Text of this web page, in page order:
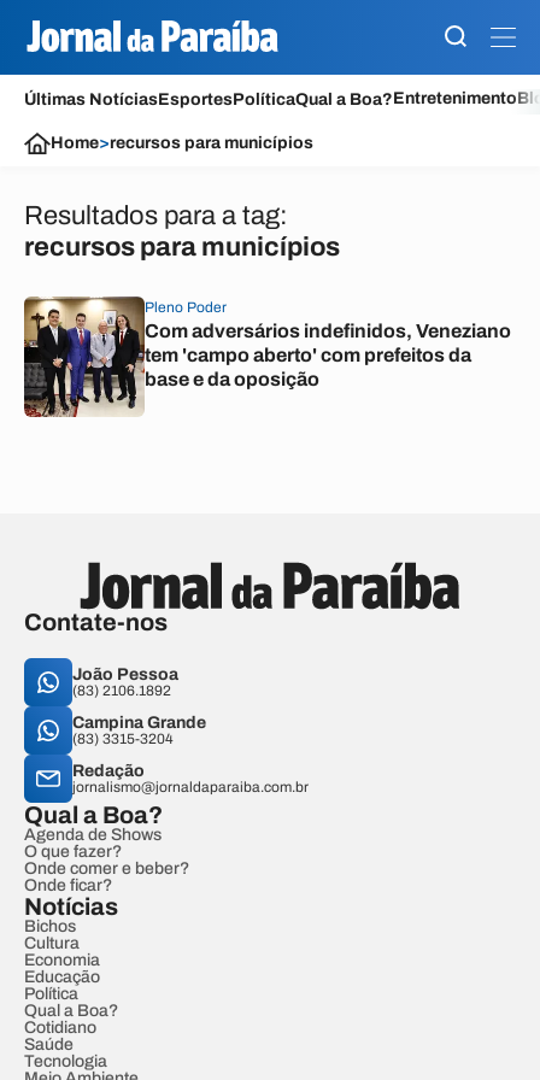
Últimas NotíciasEsportesPolíticaQual a Boa?Entretenimento
Home>recursos para municípios
Resultados para a tag:
recursos para municípios
Pleno Poder
Com adversários indefinidos, Veneziano
tem 'campo aberto' com prefeitos da
base e da oposição
Contate-nos
João Pessoa
(83) 2106.1892
Campina Grande
(83) 3315-3204
Redação
jornalismo@jornaldaparaiba.com.br
Qual a Boa?
Agenda de Shows
O que fazer?
Onde comer e beber?
Onde ficar?
Notícias
Bichos
Cultura
Economia
Educação
Política
Qual a Boa?
Cotidiano
Saúde
Tecnologia